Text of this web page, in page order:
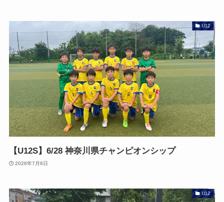
U12
【U12S】6/28 神奈川県チャンピオンシップ
2026年7月6日
U12